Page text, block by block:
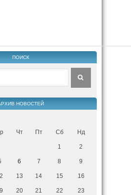
ПОИСК
НОВОСТЕЙ
Чт Пт Сб Нд
1 2
6 7 8 9
13 14 15 16
20 21 22 23